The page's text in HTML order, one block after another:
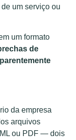
um serviço ou
um formato
de
da empresa
arquivos
ou PDF — dois